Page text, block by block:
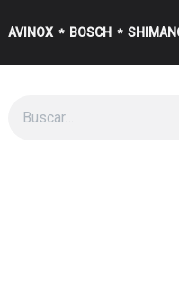
AVINOX * BOSCH *